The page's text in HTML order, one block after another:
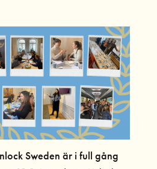
Sweden är i full gång